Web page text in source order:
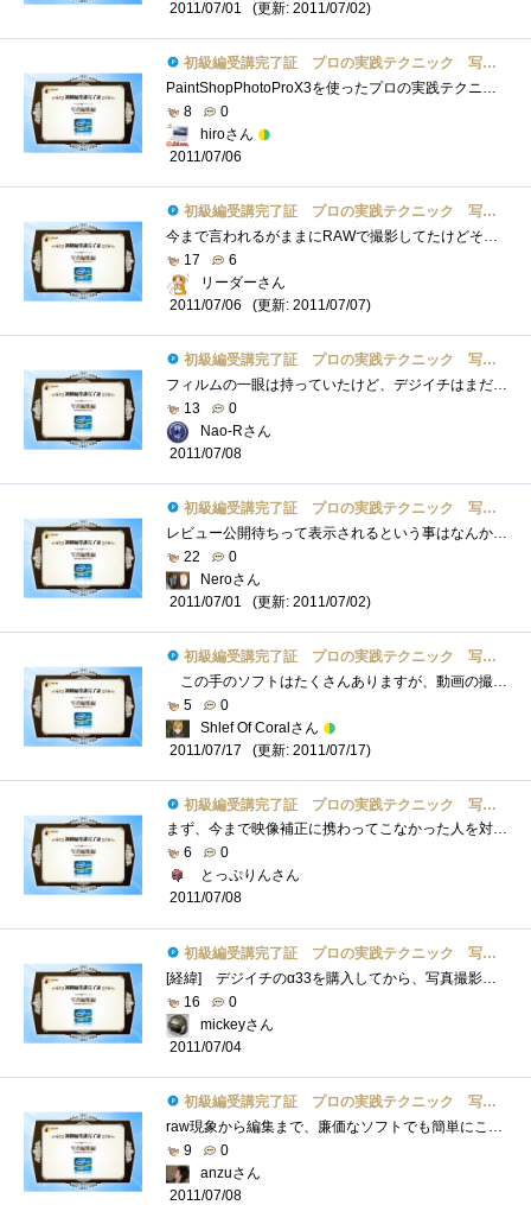
2011/07/01
(更新: 2011/07/02)
初級編受講完了証 プロの実践テクニック 写真編集編
PaintShopPhotoProX3を使ったプロの実践テクニック初級編の受講をしました。昔Photoshopを使って遊んでいた頃があったので、それ以来の写真編集です。�...
8
0
hiroさん
2011/07/06
初級編受講完了証 プロの実践テクニック 写真編集編
今まで言われるがままにRAWで撮影してたけどそうか、オリジナルは保持したままレタッチできるんだね・・・（笑）手持ちのデジイチに付属して�...
17
6
リーダーさん
2011/07/06
(更新: 2011/07/07)
初級編受講完了証 プロの実践テクニック 写真編集編
フィルムの一眼は持っていたけど、デジイチはまだ・・・写真修正は、いつもはPhtoshopElements6.0ですけどちょっと古いかな～ ＾＾； 結構お世話�...
13
0
Nao-Rさん
2011/07/08
初級編受講完了証 プロの実践テクニック 写真編集編
レビュー公開待ちって表示されるという事はなんか書けって事か？＞＜書く事無いな～。写真を撮りだしたのはレビューを書くようになってから�...
22
0
Neroさん
2011/07/01
(更新: 2011/07/02)
初級編受講完了証 プロの実践テクニック 写真編集編
この手のソフトはたくさんありますが、動画の撮影テクニックや、それを加工するソフトのテクニックよりも、如何にそれを感動あふれる「作�...
5
0
Shlef Of Coralさん
2011/07/17
(更新: 2011/07/17)
初級編受講完了証 プロの実践テクニック 写真編集編
まず、今まで映像補正に携わってこなかった人を対象として、目的を明確に説明しています。一般的にはJPG（JPEG)画像でもそれほど困ることはあり...
6
0
とっぷりんさん
2011/07/08
初級編受講完了証 プロの実践テクニック 写真編集編
[経緯] デジイチのα33を購入してから、写真撮影に興味が出てきました。 写真を撮ることも初心者なのですが、今回の初級編の内容なども 自�...
16
0
mickeyさん
2011/07/04
初級編受講完了証 プロの実践テクニック 写真編集編
raw現象から編集まで、廉価なソフトでも簡単にこなせるようになってきたというのは朗報ですね！raw現像を使ったことが無かったという人も、こ�...
9
0
anzuさん
2011/07/08